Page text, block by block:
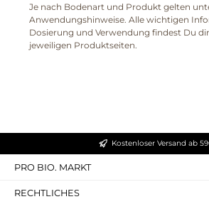
Je nach Bodenart und Produkt gelten
Anwendungshinweise. Alle wichtigen
Dosierung und Verwendung findest Du
jeweiligen Produktseiten.
Kostenloser Versand ab
PRO BIO. MARKT
RECHTLICHES